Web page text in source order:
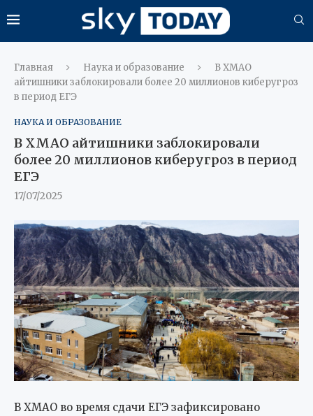
Главная Наука и образование
В ХМАО
айтишники заблокировали более 20 миллионов киберугроз
в период ЕГЭ
НАУКА И ОБРАЗОВАНИЕ
В ХМАО айтишники заблокировали
более 20 миллионов киберугроз в период
ЕГЭ
17/07/2025
В ХМАО во время сдачи ЕГЭ зафиксировано